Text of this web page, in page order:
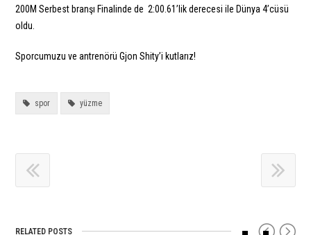
200M Serbest branşı Finalinde de 2:00.61’lik derecesi ile Dünya 4’cüsü
oldu.
Sporcumuzu ve antrenörü Gjon Shity’i kutlarız!
spor yüzme
RELATED POSTS